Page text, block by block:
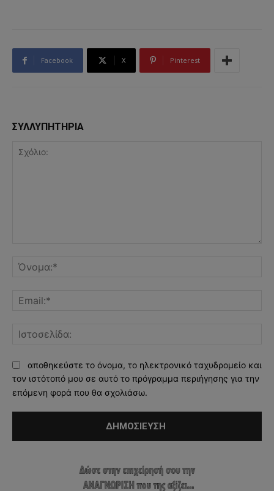
Facebook X Pinterest
ΣΥΛΛΥΠΗΤΗΡΙΑ
αποθηκεύστε το όνομα, το ηλεκτρονικό ταχυδρομείο και
τον ιστότοπό μου σε αυτό το πρόγραμμα περιήγησης για την
επόμενη φορά που θα σχολιάσω.